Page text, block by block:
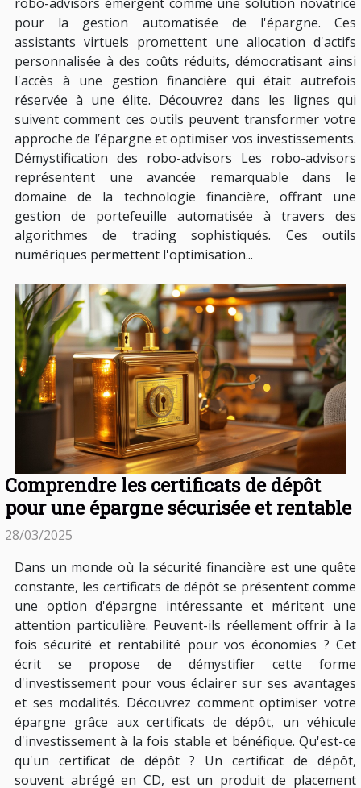
pour la gestion automatisée de l'épargne. Ces
assistants virtuels promettent une allocation d'actifs
personnalisée à des coûts réduits, démocratisant ainsi
l'accès à une gestion financière qui était autrefois
réservée à une élite. Découvrez dans les lignes qui
suivent comment ces outils peuvent transformer votre
approche de l’épargne et optimiser vos investissements.
Démystification des robo-advisors Les robo-advisors
représentent une avancée remarquable dans le
domaine de la technologie financière, offrant une
gestion de portefeuille automatisée à travers des
algorithmes de trading sophistiqués. Ces outils
numériques permettent l'optimisation...
Comprendre les certificats de dépôt
pour une épargne sécurisée et rentable
28/03/2025
Dans un monde où la sécurité financière est une quête
constante, les certificats de dépôt se présentent comme
une option d'épargne intéressante et méritent une
attention particulière. Peuvent-ils réellement offrir à la
fois sécurité et rentabilité pour vos économies ? Cet
écrit se propose de démystifier cette forme
d'investissement pour vous éclairer sur ses avantages
et ses modalités. Découvrez comment optimiser votre
épargne grâce aux certificats de dépôt, un véhicule
d'investissement à la fois stable et bénéfique. Qu'est-ce
qu'un certificat de dépôt ? Un certificat de dépôt,
souvent abrégé en CD, est un produit de placement